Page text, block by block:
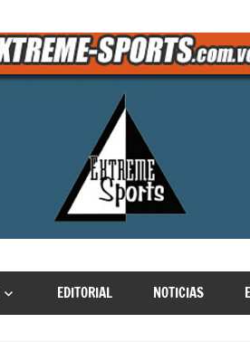
EDITORIAL NOTICIAS